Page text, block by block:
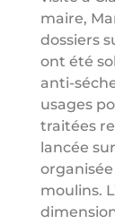
maire,
dossiers
ont été
anti-
usages
traitées
lancée
moulins.